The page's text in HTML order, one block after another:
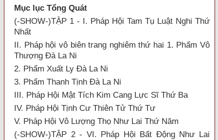
Mục lục Tổng Quát
(-SHOW-)TẬP 1 - I. Pháp Hội Tam Tụ Luật Nghi Thứ
Nhất
II. Pháp hội vô biên trang nghiêm thứ hai 1. Phẩm Vô
Thượng Đà La Ni
2. Phẩm Xuất Ly Đà La Ni
3. Phẩm Thanh Tịnh Đà La Ni
III. Pháp Hội Mật Tích Kim Cang Lực Sĩ Thứ Ba
IV. Pháp Hội Tịnh Cư Thiên Tử Thứ Tư
V. Pháp Hội Vô Lượng Thọ Như Lai Thứ Năm
(-SHOW-)TẬP 2 - VI. Pháp Hội Bất Động Như Lai